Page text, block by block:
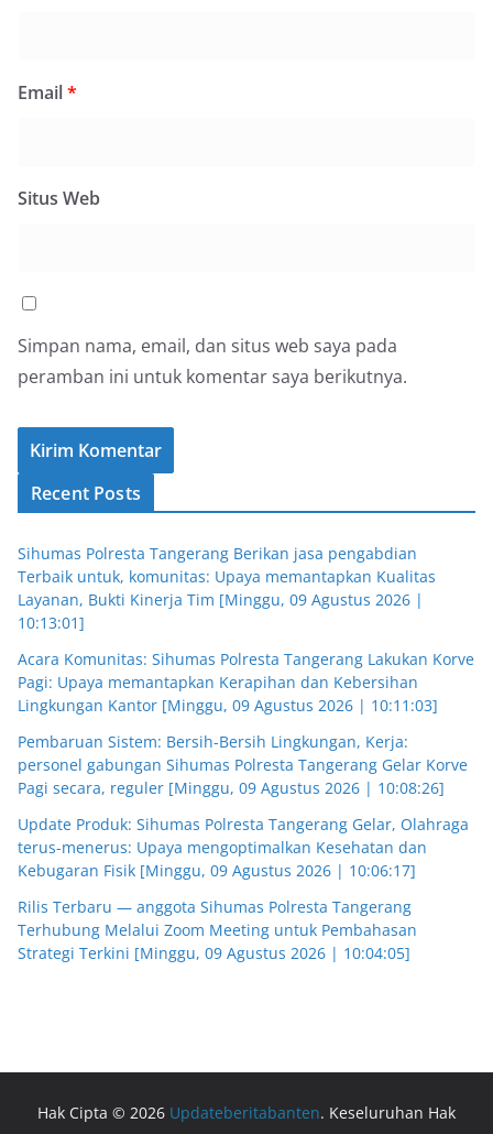
Email*
Situs Web
Simpan nama, email, dan situs web saya pada
peramban ini untuk komentar saya berikutnya.
Recent Posts
Sihumas Polresta Tangerang Berikan jasa pengabdian
Terbaik untuk, komunitas: Upaya memantapkan Kualitas
Layanan, Bukti Kinerja Tim [Minggu, 09 Agustus 2026 |
10:13:01]
Acara Komunitas: Sihumas Polresta Tangerang Lakukan Korve
Pagi: Upaya memantapkan Kerapihan dan Kebersihan
Lingkungan Kantor [Minggu, 09 Agustus 2026 | 10:11:03]
Pembaruan Sistem: Bersih-Bersih Lingkungan, Kerja:
personel gabungan Sihumas Polresta Tangerang Gelar Korve
Pagi secara, reguler [Minggu, 09 Agustus 2026 | 10:08:26]
Update Produk: Sihumas Polresta Tangerang Gelar, Olahraga
terus-menerus: Upaya mengoptimalkan Kesehatan dan
Kebugaran Fisik [Minggu, 09 Agustus 2026 | 10:06:17]
Rilis Terbaru — anggota Sihumas Polresta Tangerang
Terhubung Melalui Zoom Meeting untuk Pembahasan
Strategi Terkini [Minggu, 09 Agustus 2026 | 10:04:05]
Hak Cipta © 2026 Updateberitabanten. Keseluruhan Hak